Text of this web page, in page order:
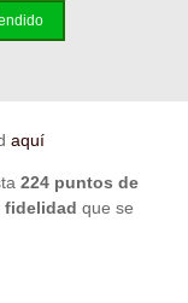
aquí
224 puntos de
fidelidad que se